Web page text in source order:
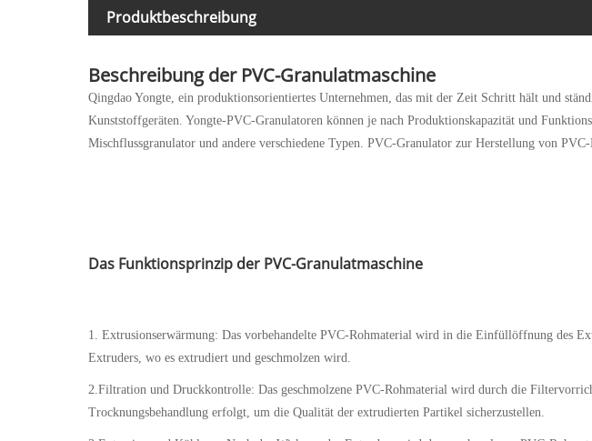
Produktbeschreibung
Beschreibung der PVC-Granulatmaschine
Qingdao Yongte, ein produktionsorientiertes Unternehmen, das mit der Zeit Schritt hält und
Kunststoffgeräten. Yongte-PVC-Granulatoren können je nach Produktionskapazität und
Mischflussgranulator und andere verschiedene Typen. PVC-Granulator zur Herstellung von
Das Funktionsprinzip der PVC-Granulatmaschine
1. Extrusionserwärmung: Das vorbehandelte PVC-Rohmaterial wird in die Einfüllöffnung des
Extruders, wo es extrudiert und geschmolzen wird.
2.Filtration und Druckkontrolle: Das geschmolzene PVC-Rohmaterial wird durch die
Trocknungsbehandlung erfolgt, um die Qualität der extrudierten Partikel sicherzustellen.